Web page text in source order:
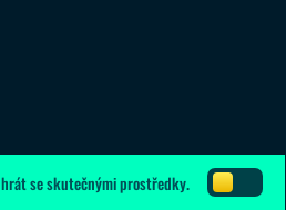
hrát se skutečnými prostředky.